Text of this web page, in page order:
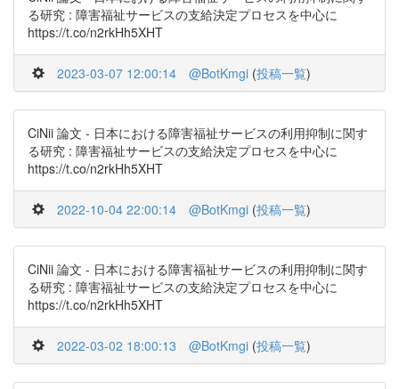
る研究 : 障害福祉サービスの支給決定プロセスを中心に
https://t.co/n2rkHh5XHT
2023-03-07 12:00:14 @BotKmgi (投稿一覧)
CiNii 論文 - 日本における障害福祉サービスの利用抑制に関す
る研究 : 障害福祉サービスの支給決定プロセスを中心に
https://t.co/n2rkHh5XHT
2022-10-04 22:00:14 @BotKmgi (投稿一覧)
CiNii 論文 - 日本における障害福祉サービスの利用抑制に関す
る研究 : 障害福祉サービスの支給決定プロセスを中心に
https://t.co/n2rkHh5XHT
2022-03-02 18:00:13 @BotKmgi (投稿一覧)